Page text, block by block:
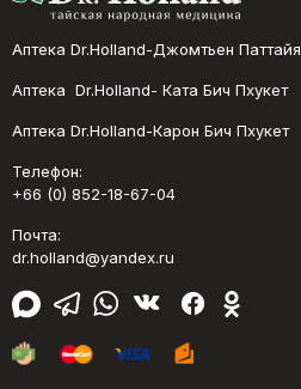
Аптека Dr.Holland-Джомтьен Паттайя
Аптека Dr.Holland- Ката Бич Пхукет
Аптека Dr.Holland-Карон Бич Пхукет
Телефон:
+66 (0) 852-18-67-04
Почта:
dr.holland@yandex.ru